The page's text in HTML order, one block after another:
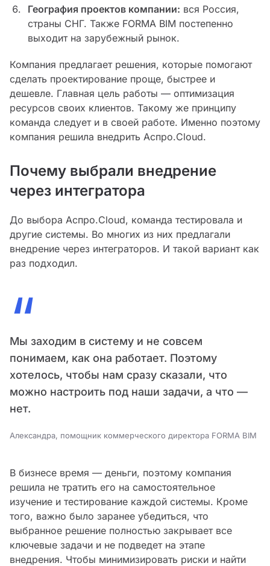
География проектов компании: вся Россия,
страны СНГ. Также FORMA BIM постепенно
выходит на зарубежный рынок.
Компания предлагает решения, которые помогают
сделать проектирование проще, быстрее и
дешевле. Главная цель работы — оптимизация
ресурсов своих клиентов. Такому же принципу
команда следует и в своей работе. Именно поэтому
компания решила внедрить Аспро.Cloud.
Почему выбрали внедрение
через интегратора
До выбора Аспро.Cloud, команда тестировала и
другие системы. Во многих из них предлагали
внедрение через интеграторов. И такой вариант как
раз подходил.
“
Мы заходим в систему и не совсем
понимаем, как она работает. Поэтому
хотелось, чтобы нам сразу сказали, что
можно настроить под наши задачи, а что —
нет.
Александра, помощник коммерческого директора FORMA BIM
В бизнесе время — деньги, поэтому компания
решила не тратить его на самостоятельное
изучение и тестирование каждой системы. Кроме
того, важно было заранее убедиться, что
выбранное решение полностью закрывает все
ключевые задачи и не подведет на этапе
внедрения. Чтобы минимизировать риски и найти